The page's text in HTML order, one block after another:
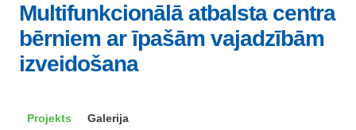
Multifunkcionālā atbalsta centra
bērniem ar īpašām vajadzībām
izveidošana
Projekts Galerija